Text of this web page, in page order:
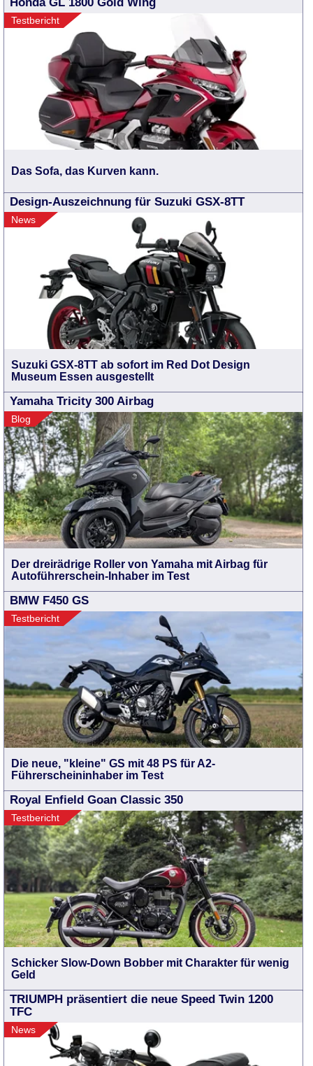
Testbericht
Das Sofa, das Kurven kann.
Design-Auszeichnung für Suzuki GSX-8TT
News
Suzuki GSX-8TT ab sofort im Red Dot Design
Museum Essen ausgestellt
Yamaha Tricity 300 Airbag
Blog
Der dreirädrige Roller von Yamaha mit Airbag für
Autoführerschein-Inhaber im Test
BMW F450 GS
Testbericht
Die neue, "kleine" GS mit 48 PS für A2-
Führerscheininhaber im Test
Royal Enfield Goan Classic 350
Testbericht
Schicker Slow-Down Bobber mit Charakter für wenig
Geld
TRIUMPH präsentiert die neue Speed Twin 1200
TFC
News